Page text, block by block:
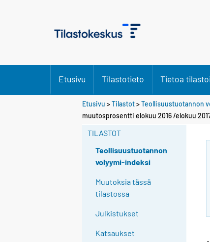
Etusivu Tilastotieto Tietoa
Etusivu >Tilastot>Teollisuustuotannon
muutosprosentti elokuu 2016 /elokuu
TILASTOT
Teollisuustuotannon
volyymi-indeksi
Muutoksia tässä
tilastossa
Julkistukset
Katsaukset